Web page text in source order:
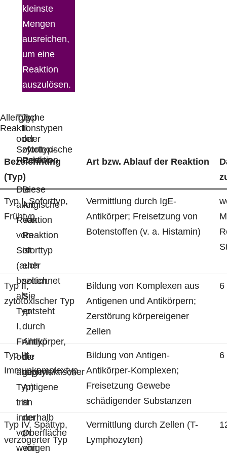
kleinste
Mengen
ausreichen,
um eine
Reaktion
auszulösen.
Allergische
Reaktionstypen
Bezeichnung
(Typ)
Art bzw. Ablauf der Reaktion
Typ I, Soforttyp,
Frühtyp
Vermittlung durch IgE-
Antikörper; Freisetzung von
Botenstoffen (v. a. Histamin)
Typ II,
zytotoxischer Typ
Bildung von Komplexen aus
Antigenen und Antikörpern;
Zerstörung körpereigener
Zellen
6
Typ III,
Immunkomplextyp
Bildung von Antigen-
Antikörper-Komplexen;
Freisetzung Gewebe
schädigender Substanzen
6
Typ IV, Spättyp,
verzögerter Typ
Vermittlung durch Zellen (T-
Lymphozyten)
Typ
I
oder
Soforttyp-
Reaktion
Die
allergische
Reaktion
vom
Soforttyp
(auch
bezeichnet
als
Typ
I,
Frühtyp
oder
anaphylaktischer
Typ)
tritt
innerhalb
von
wenigen
Typ
II
oder
zytotoxische
Reaktion
Diese
Art
von
Reaktion
ist
eher
selten.
Sie
entsteht
durch
Antikörper,
die
gegen
Antigene
an
der
Oberfläche
von